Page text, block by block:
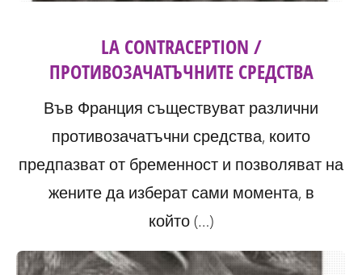
LA CONTRACEPTION /
ПРОТИВОЗАЧАТЪЧНИТЕ СРЕДСТВА
Във Франция съществуват различни
противозачатъчни средства, които
предпазват от бременност и позволяват на
жените да изберат сами момента, в
който (…)